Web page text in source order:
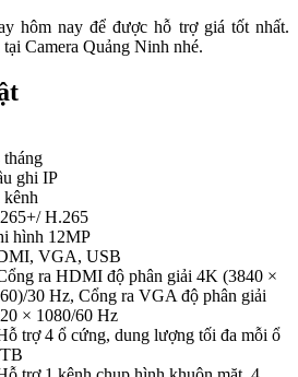
hôm nay để được hỗ trợ giá tốt nhất.
Camera Quảng Ninh nhé.
tháng
ghi IP
kênh
H.265
hình 12MP
VGA, USB
ra HDMI độ phân giải 4K (3840 ×
30 Hz, Cổng ra VGA độ phân giải
× 1080/60 Hz
trợ 4 ổ cứng, dung lượng tối đa mỗi ổ